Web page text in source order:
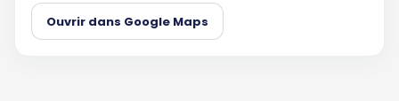
Ouvrir dans Google Maps